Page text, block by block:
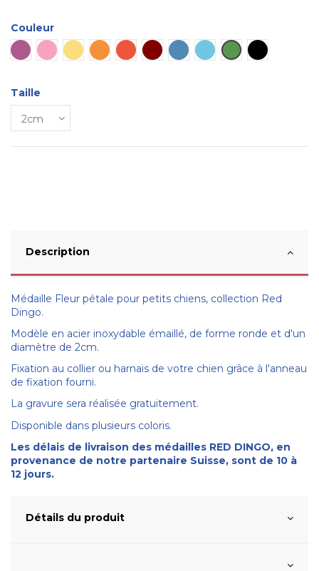
Couleur
Violet
Rose Jaune OrangeRouge MarronBleu Bleu cielVerte Noir
Taille
Description
Médaille Fleur pétale pour petits chiens, collection Red
Dingo.
Modèle en acier inoxydable émaillé, de forme ronde et d'un
diamètre de 2cm.
Fixation au collier ou harnais de votre chien grâce à l'anneau
de fixation fourni.
La gravure sera réalisée gratuitement.
Disponible dans plusieurs coloris.
Les délais de livraison des médailles RED DINGO, en
provenance de notre partenaire Suisse, sont de 10 à
12 jours.
Détails du produit